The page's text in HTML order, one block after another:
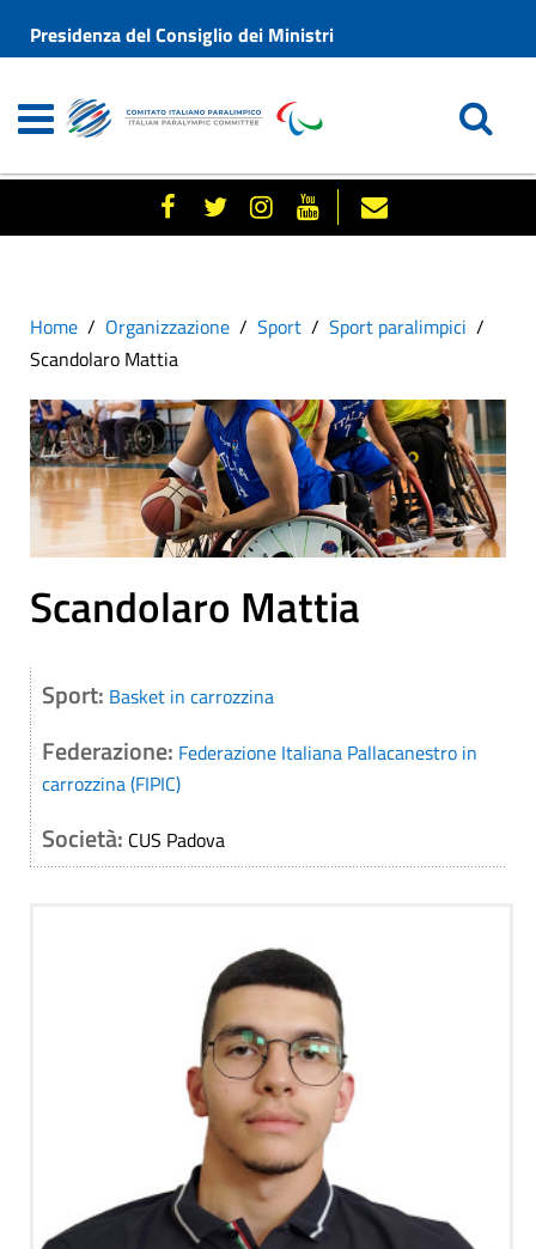
Presidenza del Consiglio dei Ministri
Home Organizzazione Sport
Sport paralimpici
Scandolaro Mattia
Scandolaro Mattia
Sport: Basket in carrozzina
Federazione: Federazione Italiana Pallacanestro in
carrozzina (FIPIC)
Società: CUS Padova